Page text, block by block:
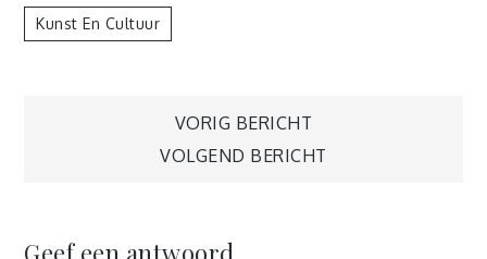
Kunst En Cultuur
Berichtnavigatie
VORIG BERICHT
VOLGEND BERICHT